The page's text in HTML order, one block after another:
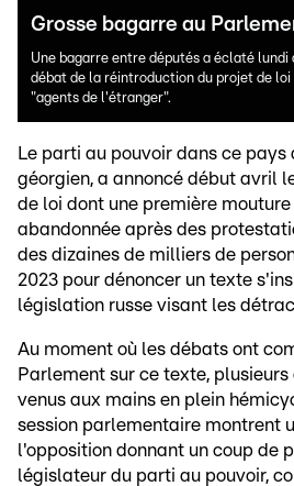
Grosse bagarre au
Une bagarre entre députés a éclaté lundi
débat de la réintroduction du projet de
"agents de l'étranger".
Le parti au pouvoir dans ce pays
géorgien, a annoncé début avril
de loi dont une première
abandonnée après des
des dizaines de milliers de
2023 pour dénoncer un texte
législation russe visant les
Au moment où les débats ont
Parlement sur ce texte, plusieurs
venus aux mains en plein
session parlementaire montrent
l'opposition donnant un coup de
législateur du parti au pouvoir,